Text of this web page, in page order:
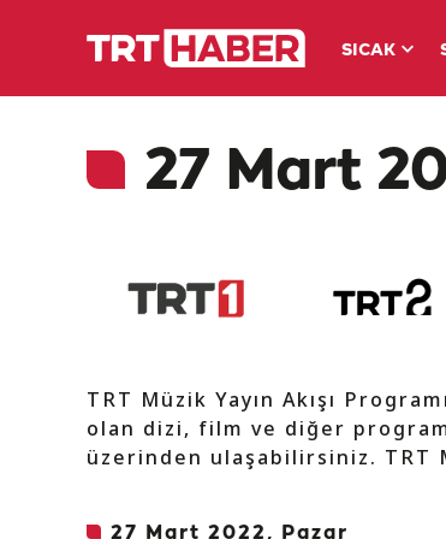
SICAK
27 Mart
TRT Müzik Yayın Akışı
olan dizi, film ve diğer
üzerinden ulaşabilirsiniz. TRT
27 Mart 2022, Pazar